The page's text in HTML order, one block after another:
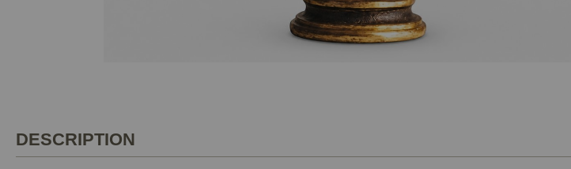
DESCRIPTION